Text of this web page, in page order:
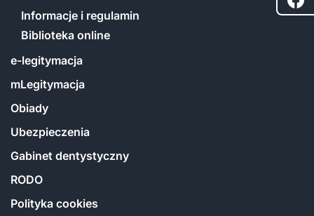
Informacje i regulamin
Biblioteka online
e-legitymacja
mLegitymacja
Obiady
Ubezpieczenia
Gabinet dentystyczny
RODO
Polityka cookies